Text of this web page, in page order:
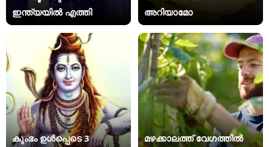
ഇന്ത്യയിൽ എത്തി
അറിയാമോ
കുംഭം ഉൾപ്പെടെ 3
മഴക്കാലത്ത് വേഗത്തിൽ